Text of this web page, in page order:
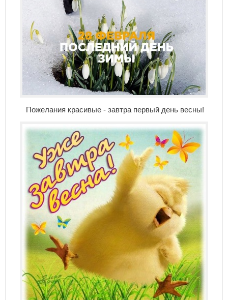
Пожелания красивые - завтра первый день весны!